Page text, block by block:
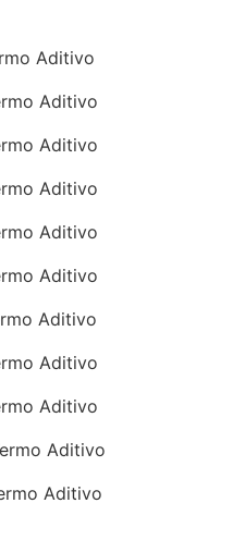
Aditivo
Aditivo
Aditivo
Aditivo
Aditivo
Aditivo
Aditivo
Aditivo
Aditivo
Aditivo
Aditivo